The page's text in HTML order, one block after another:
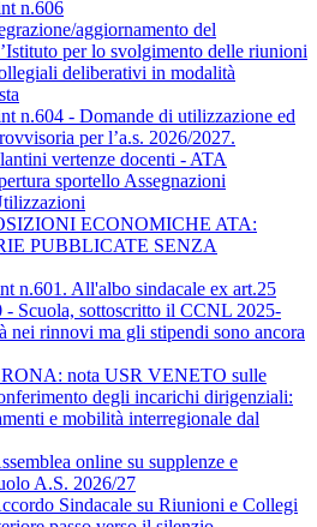
n.606
aggiornamento del
per lo svolgimento delle riunioni
deliberativi in modalità
n.604 - Domande di utilizzazione ed
per l’a.s. 2026/2027.
vertenze docenti - ATA
sportello Assegnazioni
ECONOMICHE ATA:
PUBBLICATE SENZA
n.601. All'albo sindacale ex art.25
- Scuola, sottoscritto il CCNL 2025-
nei rinnovi ma gli stipendi sono ancora
nota USR VENETO sulle
degli incarichi dirigenziali:
e mobilità interregionale dal
online su supplenze e
A.S. 2026/27
Sindacale su Riunioni e Collegi